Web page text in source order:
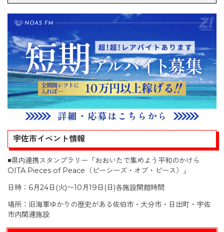
宇佐市イベント情報
◾️県内連携スタンプラリー「おおいたで集めよう平和のかけら
OITA Pieces of Peace（ピーシーズ・オブ・ピース）」
日時：6月24日(火)〜10月19日(日)各施設開館時間
場所：旧海軍ゆかりの歴史がある佐伯市・大分市・日出町・宇佐
市内関連施設